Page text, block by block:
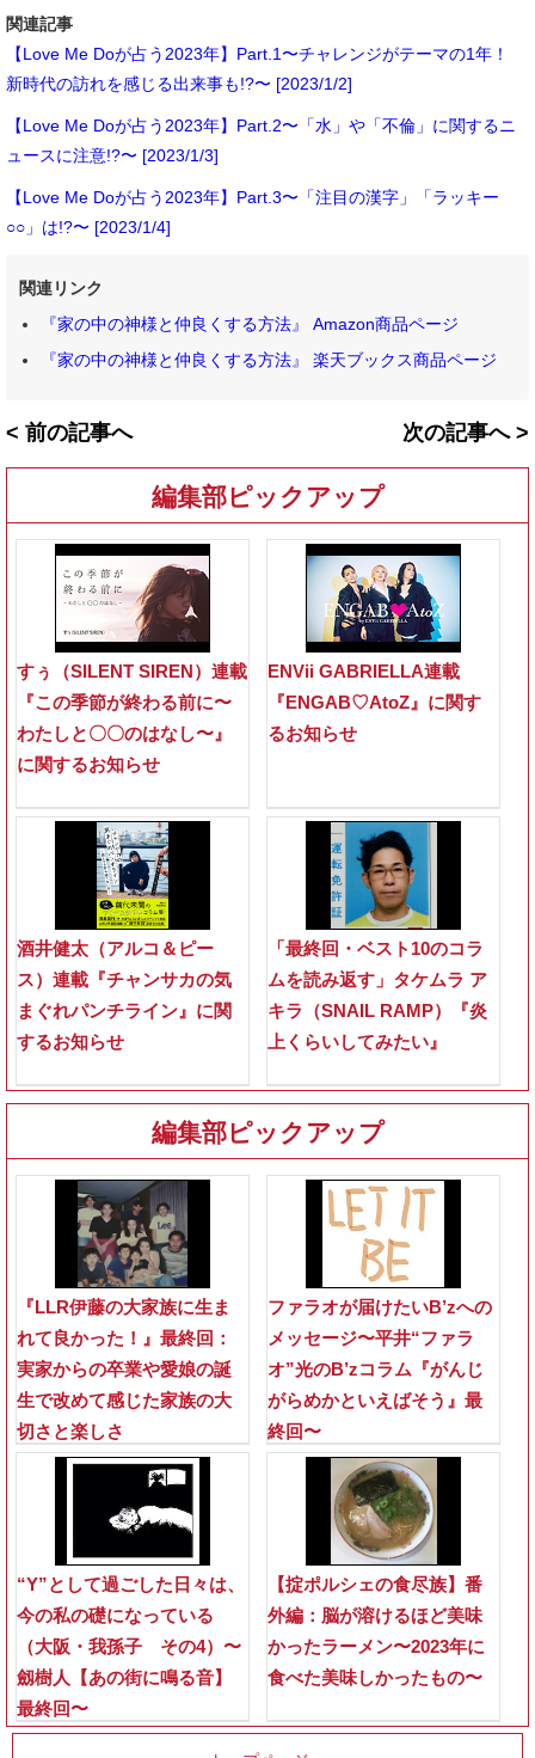
関連記事
【Love Me Doが占う2023年】Part.1〜チャレンジがテーマの1年！
新時代の訪れを感じる出来事も!?〜 [2023/1/2]
【Love Me Doが占う2023年】Part.2〜「水」や「不倫」に関するニ
ュースに注意!?〜 [2023/1/3]
【Love Me Doが占う2023年】Part.3〜「注目の漢字」「ラッキー
○○」は!?〜 [2023/1/4]
関連リンク
『家の中の神様と仲良くする方法』 Amazon商品ページ
『家の中の神様と仲良くする方法』 楽天ブックス商品ページ
< 前の記事へ 次の記事へ >
編集部ピックアップ
すぅ（SILENT SIREN）連載
『この季節が終わる前に〜
わたしと〇〇のはなし〜』
に関するお知らせ
ENVii GABRIELLA連載
『ENGAB♡AtoZ』に関す
るお知らせ
酒井健太（アルコ＆ピー
ス）連載『チャンサカの気
まぐれパンチライン』に関
するお知らせ
「最終回・ベスト10のコラ
ムを読み返す」タケムラ ア
キラ（SNAIL RAMP）『炎
上くらいしてみたい』
編集部ピックアップ
『LLR伊藤の大家族に生ま
れて良かった！』最終回：
実家からの卒業や愛娘の誕
生で改めて感じた家族の大
切さと楽しさ
ファラオが届けたいB’zへの
メッセージ〜平井“ファラ
オ”光のB’zコラム『がんじ
がらめかといえばそう』最
終回〜
“Y”として過ごした日々は、
今の私の礎になっている
（大阪・我孫子 その4）〜
劔樹人【あの街に鳴る音】
最終回〜
【掟ポルシェの食尽族】番
外編：脳が溶けるほど美味
かったラーメン〜2023年に
食べた美味しかったもの〜